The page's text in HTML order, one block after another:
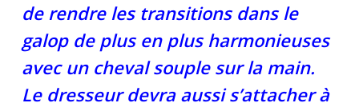
de rendre les transitions dans le
galop de plus en plus harmonieuses
avec un cheval souple sur la main.
Le dresseur devra aussi s’attacher à